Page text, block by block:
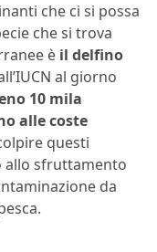
che ci si possa
che si trova
è il delfino
al giorno
10 mila
alle coste
questi
allo sfruttamento
da